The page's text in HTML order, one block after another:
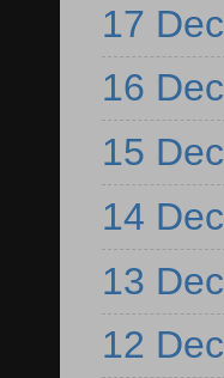
17 Dec
16 Dec
15 Dec
14 Dec
13 Dec
12 Dec